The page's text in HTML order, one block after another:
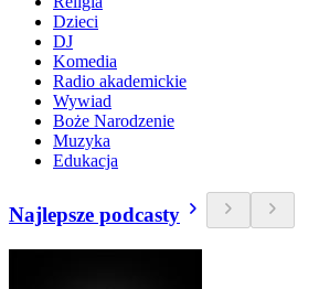
Dzieci
DJ
Komedia
Radio akademickie
Wywiad
Boże Narodzenie
Muzyka
Edukacja
Najlepsze podcasty